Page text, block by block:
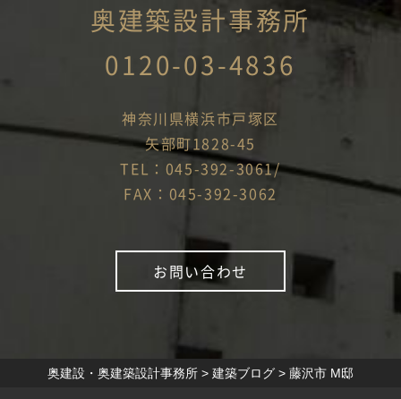
奥建築設計事務所
0120-03-4836
神奈川県横浜市戸塚区
矢部町1828-45
TEL：045-392-3061/
FAX：045-392-3062
お問い合わせ
奥建設・奥建築設計事務所 > 建築ブログ > 藤沢市 M邸